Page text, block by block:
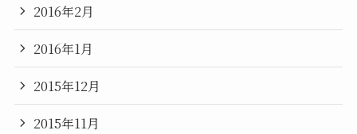
2016年2月
2016年1月
2015年12月
2015年11月